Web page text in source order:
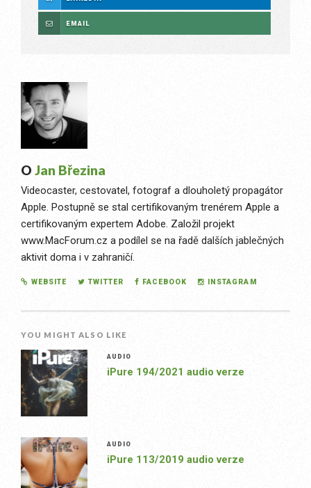
EMAIL
O Jan Březina
Videocaster, cestovatel, fotograf a dlouholetý propagátor
Apple. Postupně se stal certifikovaným trenérem Apple a
certifikovaným expertem Adobe. Založil projekt
www.MacForum.cz a podílel se na řadě dalších jablečných
aktivit doma i v zahraničí.
WEBSITE TWITTER FACEBOOK INSTAGRAM
YOU MIGHT ALSO LIKE
AUDIO
iPure 194/2021 audio verze
AUDIO
iPure 113/2019 audio verze